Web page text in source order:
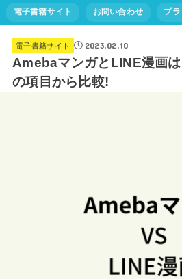
電子書籍サイト お問い合わせ プ
電子書籍サイト 2023.02.10
AmebaマンガとLINE漫画
の項目から比較!